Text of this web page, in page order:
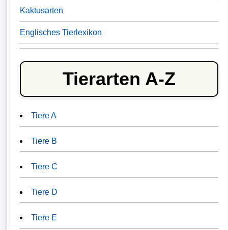
Kaktusarten
Englisches Tierlexikon
Tierarten A-Z
Tiere A
Tiere B
Tiere C
Tiere D
Tiere E